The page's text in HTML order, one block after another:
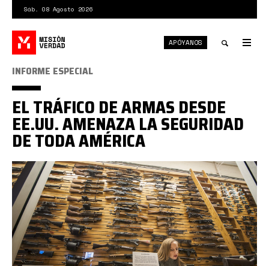
contenido
principal
Sáb. 08 Agosto 2026
APÓYANOS
armas
eeuu
INFORME ESPECIAL
EL TRÁFICO DE ARMAS DESDE
EE.UU. AMENAZA LA SEGURIDAD
DE TODA AMÉRICA